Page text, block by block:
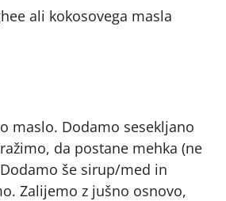
ali kokosovega masla
maslo. Dodamo sesekljano
da postane mehka (ne
še sirup/med in
Zalijemo z jušno osnovo,